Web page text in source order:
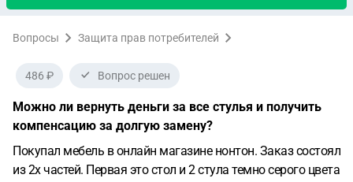
Вопросы Защита прав потребителей
486 ₽ Вопрос решен
Можно ли вернуть деньги за все стулья и получить
компенсацию за долгую замену?
Покупал мебель в онлайн магазине нонтон. Заказ состоял
из 2х частей. Первая это стол и 2 стула темно серого цвета